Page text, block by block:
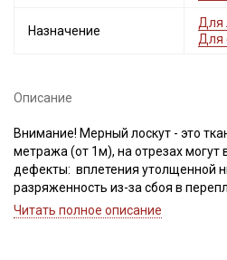
Назначение
Для
Для
Описание
Внимание! Мерный лоскут - это
метража (от 1м), на отрезах могут
дефекты: вплетения утолщенной
разряженность из-за сбоя в
загрязнения вдоль кромки и на
Читать полное описание